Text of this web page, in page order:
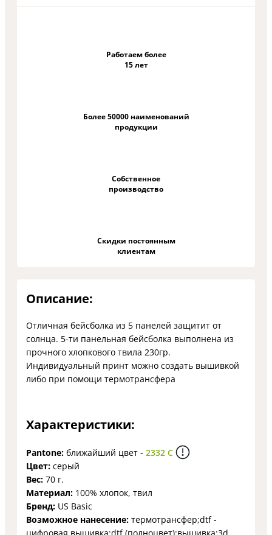
Работаем более
15 лет
Более 50000 наименований
продукции
Собственное
производство
Скидки постоянным
клиентам
Описание:
Отличная бейсболка из 5 панелей защитит от
солнца. 5-ти панельная бейсболка выполнена из
прочного хлопкового твила 230гр.
Индивидуальный принт можно создать вышивкой
либо при помощи термотрансфера
Характеристики:
Pantone: ближайший цвет - 2332 C
Цвет: серый
Вес: 70 г.
Материал: 100% хлопок, твил
Бренд: US Basic
Возможное нанесение: термотрансфер;dtf -